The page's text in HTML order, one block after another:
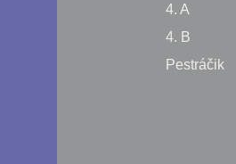
4. A
4. B
Pestráčik